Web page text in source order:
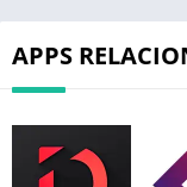
APPS